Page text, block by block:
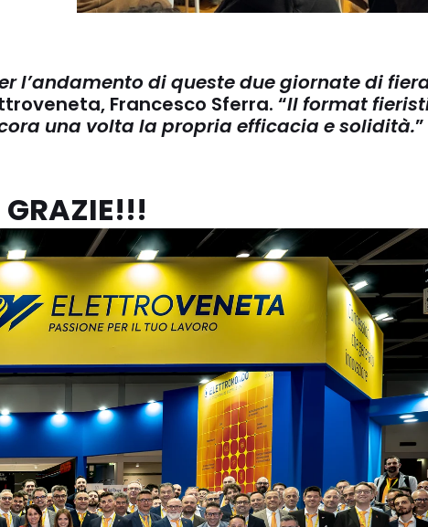
l’andamento di queste due giornate di
Francesco Sferra. “Il format
una volta la propria efficacia e solidità.”
GRAZIE!!!